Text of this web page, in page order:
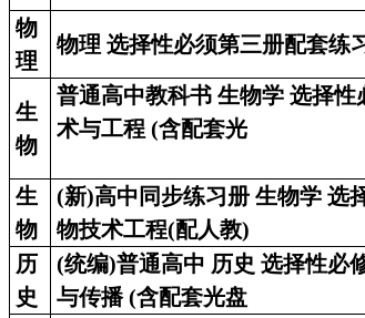
物
理
物理 选择性必须第三册配套练
生
物
普通高中教科书 生物学 选择性
术与工程 (含配套光
生
物
(新)高中同步练习册 生物学 选
物技术工程(配人教)
历
史
(统编)普通高中 历史 选择性必
与传播 (含配套光盘